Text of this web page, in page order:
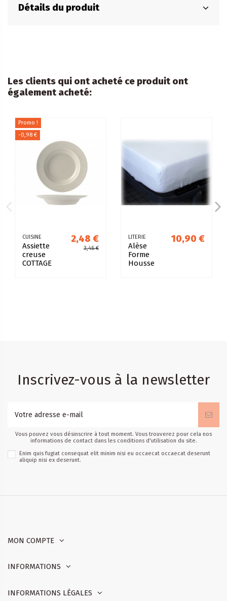
Détails du produit
Les clients qui ont acheté ce produit ont
également acheté:
Promo !
-0,98 €
CUISINE
Assiette
creuse
COTTAGE
2,48 €
3,46 €
LITERIE
Alèse
Forme
Housse
10,90 €
Inscrivez-vous à la newsletter
Vous pouvez vous désinscrire à tout moment. Vous trouverez pour cela nos
informations de contact dans les conditions d'utilisation du site.
Enim quis fugiat consequat elit minim nisi eu occaecat occaecat deserunt
aliquip nisi ex deserunt.
MON COMPTE
INFORMATIONS
INFORMATIONS LÉGALES